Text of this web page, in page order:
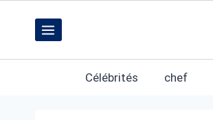
content
Célébrités chef